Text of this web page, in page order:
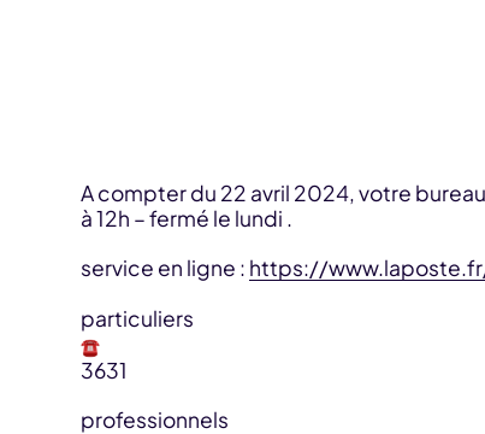
A compter du 22 avril 2024, votre
à 12h – fermé le lundi .
service en ligne : https://
particuliers
3631
professionnels